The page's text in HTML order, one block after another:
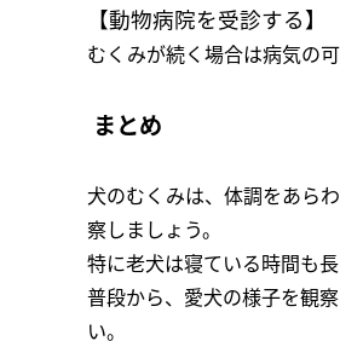
【動物病院を受診する】
むくみが続く場合は病気の
まとめ
犬のむくみは、体調をあら
察しましょう。
特に老犬は寝ている時間も
普段から、愛犬の様子を観
い。